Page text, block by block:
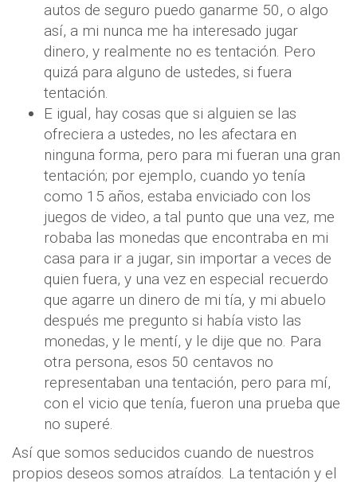
autos de seguro puedo ganarme 50, o algo
así, a mi nunca me ha interesado jugar
dinero, y realmente no es tentación. Pero
quizá para alguno de ustedes, si fuera
tentación.
E igual, hay cosas que si alguien se las
ofreciera a ustedes, no les afectara en
ninguna forma, pero para mi fueran una gran
tentación; por ejemplo, cuando yo tenía
como 15 años, estaba enviciado con los
juegos de video, a tal punto que una vez, me
robaba las monedas que encontraba en mi
casa para ir a jugar, sin importar a veces de
quien fuera, y una vez en especial recuerdo
que agarre un dinero de mi tía, y mi abuelo
después me pregunto si había visto las
monedas, y le mentí, y le dije que no. Para
otra persona, esos 50 centavos no
representaban una tentación, pero para mí,
con el vicio que tenía, fueron una prueba que
no superé.
Así que somos seducidos cuando de nuestros
propios deseos somos atraídos. La tentación y el